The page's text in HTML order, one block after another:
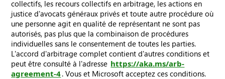
collectifs, les recours collectifs en arbitrage, les actions en
justice d'avocats généraux privés et toute autre procédure où
une personne agit en qualité de représentant ne sont pas
autorisés, pas plus que la combinaison de procédures
individuelles sans le consentement de toutes les parties.
L'accord d'arbitrage complet contient d'autres conditions et
peut être consulté à l'adresse https://aka.ms/arb-
agreement-4. Vous et Microsoft acceptez ces conditions.